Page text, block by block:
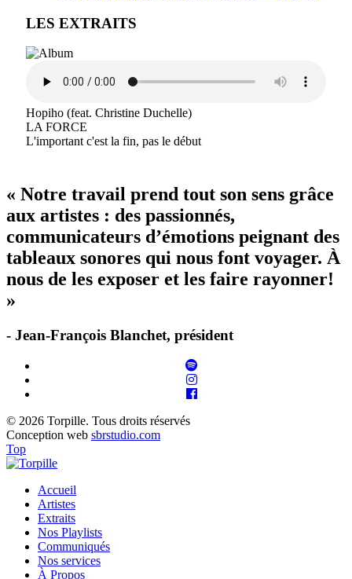
LES EXTRAITS
Hopiho (feat. Christine Duchelle)
LA FORCE
L'important c'est la fin, pas le début
« Notre travail prend tout son sens grâce
aux artistes : des passionnés,
communicateurs d’émotions peignant des
tableaux sonores qui nous font voyager. À
nous de les exposer et les faire rayonner!
»
- Jean-François Blanchet, président
© 2026 Torpille. Tous droits réservés
Conception web sbrstudio.com
Top
Accueil
Artistes
Extraits
Nos Playlists
Communiqués
Nos services
À Propos